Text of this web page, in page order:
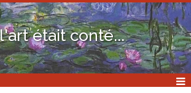
était conté...